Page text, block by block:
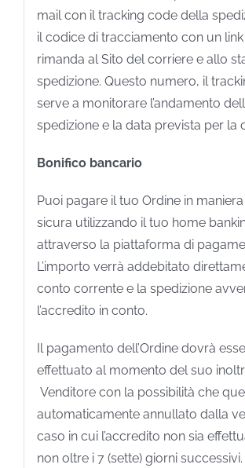
mail con il tracking code della
il codice di tracciamento con un
rimanda al Sito del corriere e allo
spedizione. Questo numero, il
serve a monitorare l’andamento
spedizione e la data prevista per la
Bonifico bancario
Puoi pagare il tuo Ordine in
sicura utilizzando il tuo home
attraverso la piattaforma di
L’importo verrà addebitato
conto corrente e la spedizione
l’accredito in conto.
Il pagamento dell’Ordine dovrà
effettuato al momento del suo
Venditore con la possibilità che
automaticamente annullato dalla
caso in cui l’accredito non sia
non oltre i 7 (sette) giorni successivi.